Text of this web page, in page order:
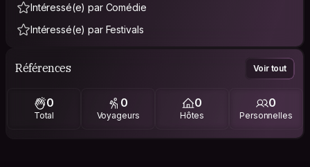
Intéressé(e) par Comédie
Intéressé(e) par Festivals
Références Voir tout
0
Total
0
Voyageurs
0
Hôtes
0
Personnelles